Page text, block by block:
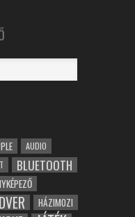
AUDIO
BLUETOOTH
HÁZIMOZI